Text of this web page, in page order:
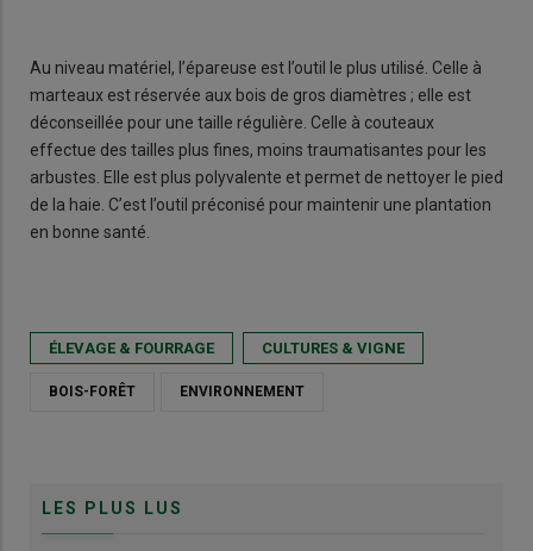
Au niveau matériel, l’épareuse est l’outil le plus utilisé. Celle à
marteaux est réservée aux bois de gros diamètres ; elle est
déconseillée pour une taille régulière. Celle à couteaux
effectue des tailles plus fines, moins traumatisantes pour les
arbustes. Elle est plus polyvalente et permet de nettoyer le pied
de la haie. C’est l’outil préconisé pour maintenir une plantation
en bonne santé.
ÉLEVAGE & FOURRAGE CULTURES & VIGNE
BOIS-FORÊT ENVIRONNEMENT
LES PLUS LUS